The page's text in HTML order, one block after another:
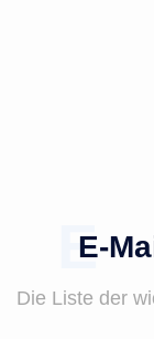
E-
Die Liste der